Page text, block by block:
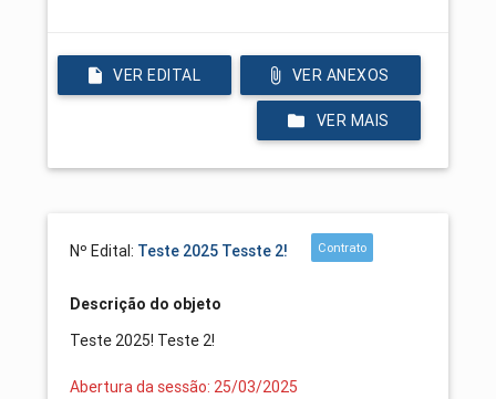
VER EDITAL VER ANEXOS
VER MAIS
Nº Edital: Teste 2025 Tesste 2! Contrato
Descrição do objeto
Teste 2025! Teste 2!
Abertura da sessão: 25/03/2025